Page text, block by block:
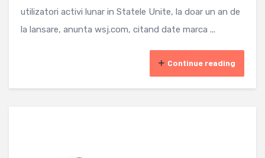
utilizatori activi lunar in Statele Unite, la doar un an de
la lansare, anunta wsj.com, citand date marca ...
Continue reading